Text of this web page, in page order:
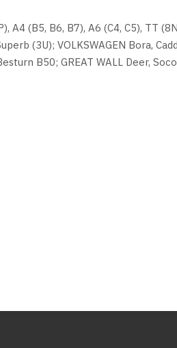
A4 (B5, B6, B7), A6 (C4, C5), TT
(3U); VOLKSWAGEN Bora,
B50; GREAT WALL Deer,